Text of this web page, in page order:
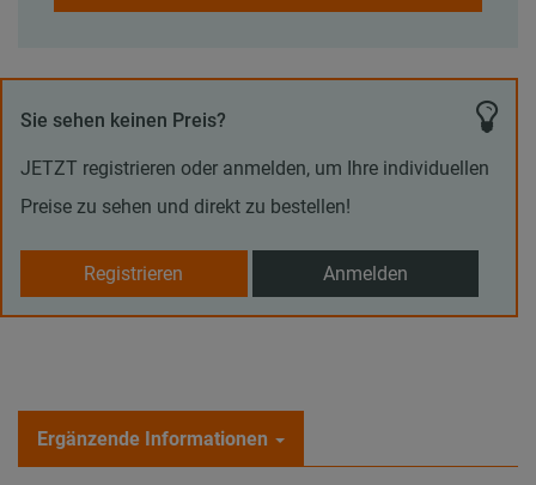
Sie sehen keinen Preis?
JETZT registrieren oder anmelden, um Ihre individuellen
Preise zu sehen und direkt zu bestellen!
Registrieren Anmelden
Ergänzende Informationen